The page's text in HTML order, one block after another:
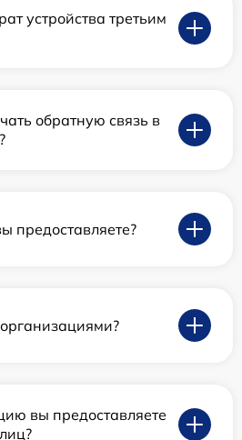
устройства третьим
обратную связь в
предоставляете?
вы предоставляете